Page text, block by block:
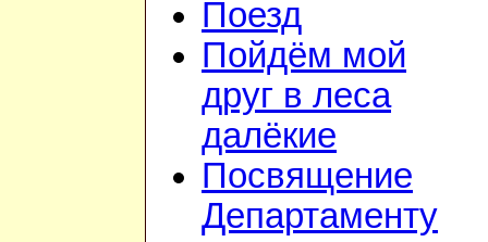
Поезд
Пойдём мой
друг в леса
далёкие
Посвящение
Департаменту